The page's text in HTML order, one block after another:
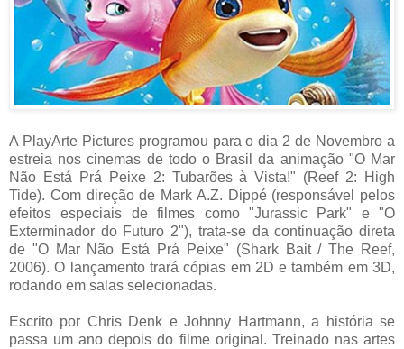
A PlayArte Pictures programou para o dia 2 de Novembro a
estreia nos cinemas de todo o Brasil da animação "O Mar
Não Está Prá Peixe 2: Tubarões à Vista!" (Reef 2: High
Tide). Com direção de Mark A.Z. Dippé (responsável pelos
efeitos especiais de filmes como "Jurassic Park" e "O
Exterminador do Futuro 2"), trata-se da continuação direta
de "O Mar Não Está Prá Peixe" (Shark Bait / The Reef,
2006). O lançamento trará cópias em 2D e também em 3D,
rodando em salas selecionadas.
Escrito por Chris Denk e Johnny Hartmann, a história se
passa um ano depois do filme original. Treinado nas artes